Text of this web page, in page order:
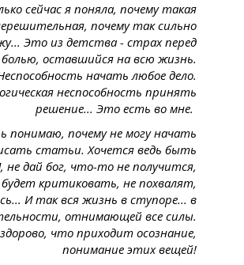
сейчас я поняла, почему такая
почему так сильно
Это из детства - страх перед
болью, оставшийся на всю жизнь.
начать любое дело.
неспособность принять
решение... Это есть во мне.
понимаю, почему не могу начать
статьи. Хочется ведь быть
не дай бог, что-то не получится,
критиковать, не похвалят,
И так вся жизнь в ступоре... в
отнимающей все силы.
здорово, что приходит осознание,
понимание этих вещей!